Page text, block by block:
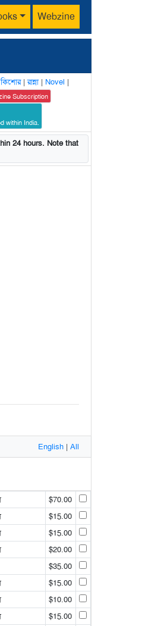
Webzine
কিশোর|রান্না| Novel |
Subscription
within India.
24 hours. Note that
English | All
$70.00
$15.00
$15.00
$20.00
$35.00
$15.00
$10.00
$15.00